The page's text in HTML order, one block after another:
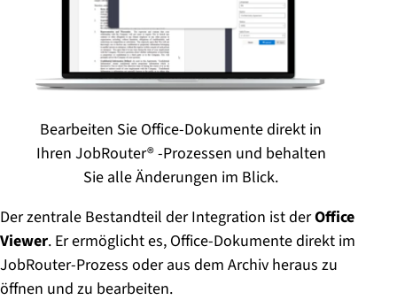
Bearbeiten Sie Office-Dokumente direkt in
Ihren JobRouter® -Prozessen und behalten
Sie alle Änderungen im Blick.
Der zentrale Bestandteil der Integration ist derOffice
Viewer. Er ermöglicht es, Office-Dokumente direkt im
JobRouter-Prozess oder aus dem Archiv heraus zu
öffnen und zu bearbeiten.